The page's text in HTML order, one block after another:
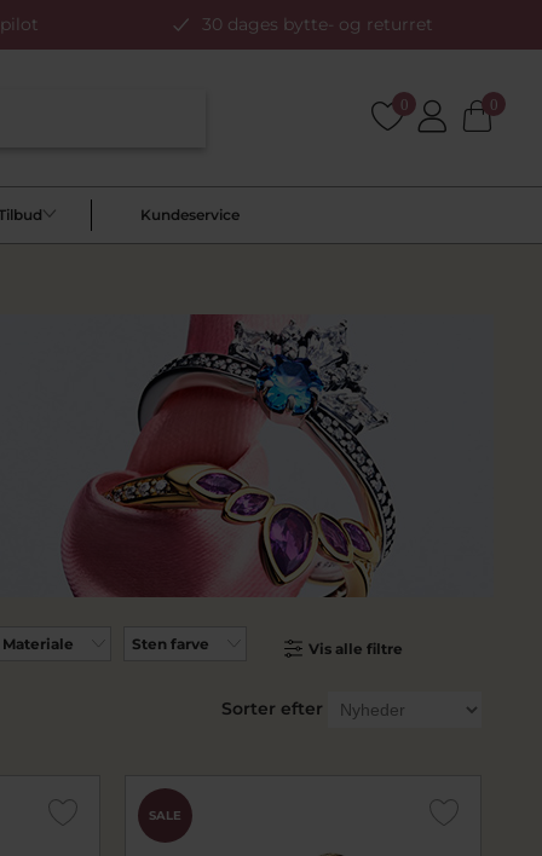
30 dages bytte- og returret
0 0
Kundeservice
Materiale Sten farve Vis alle filtre
Sorter efter
SALE